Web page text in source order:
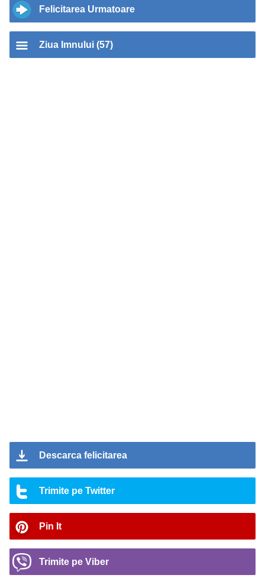
Felicitarea Urmatoare
Ziua Imnului (57)
Descarca felicitarea
Trimite pe Twitter
Pin It
Trimite pe Viber